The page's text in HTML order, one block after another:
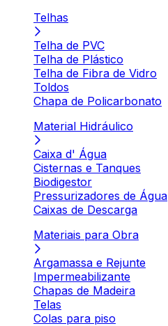
Telhas
Telha de PVC
Telha de Plástico
Telha de Fibra de Vidro
Toldos
Chapa de Policarbonato
Material Hidráulico
Caixa d' Água
Cisternas e Tanques
Biodigestor
Pressurizadores de Água
Caixas de Descarga
Materiais para Obra
Argamassa e Rejunte
Impermeabilizante
Chapas de Madeira
Telas
Colas para piso